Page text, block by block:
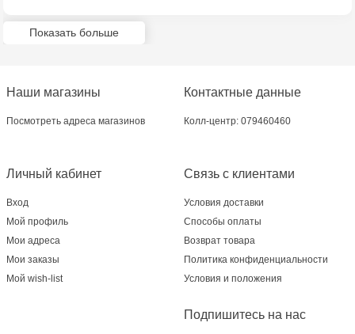
Показать больше
Наши магазины
Посмотреть адреса магазинов
Связь с клиентами
Условия доставки
Способы оплаты
Возврат товара
Политика конфиденциальности
Условия и положения
Личный кабинет
Вход
Мой профиль
Мои адреса
Мои заказы
Мой wish-list
Контактные данные
Колл-центр: 079460460
Подпишитесь на нас